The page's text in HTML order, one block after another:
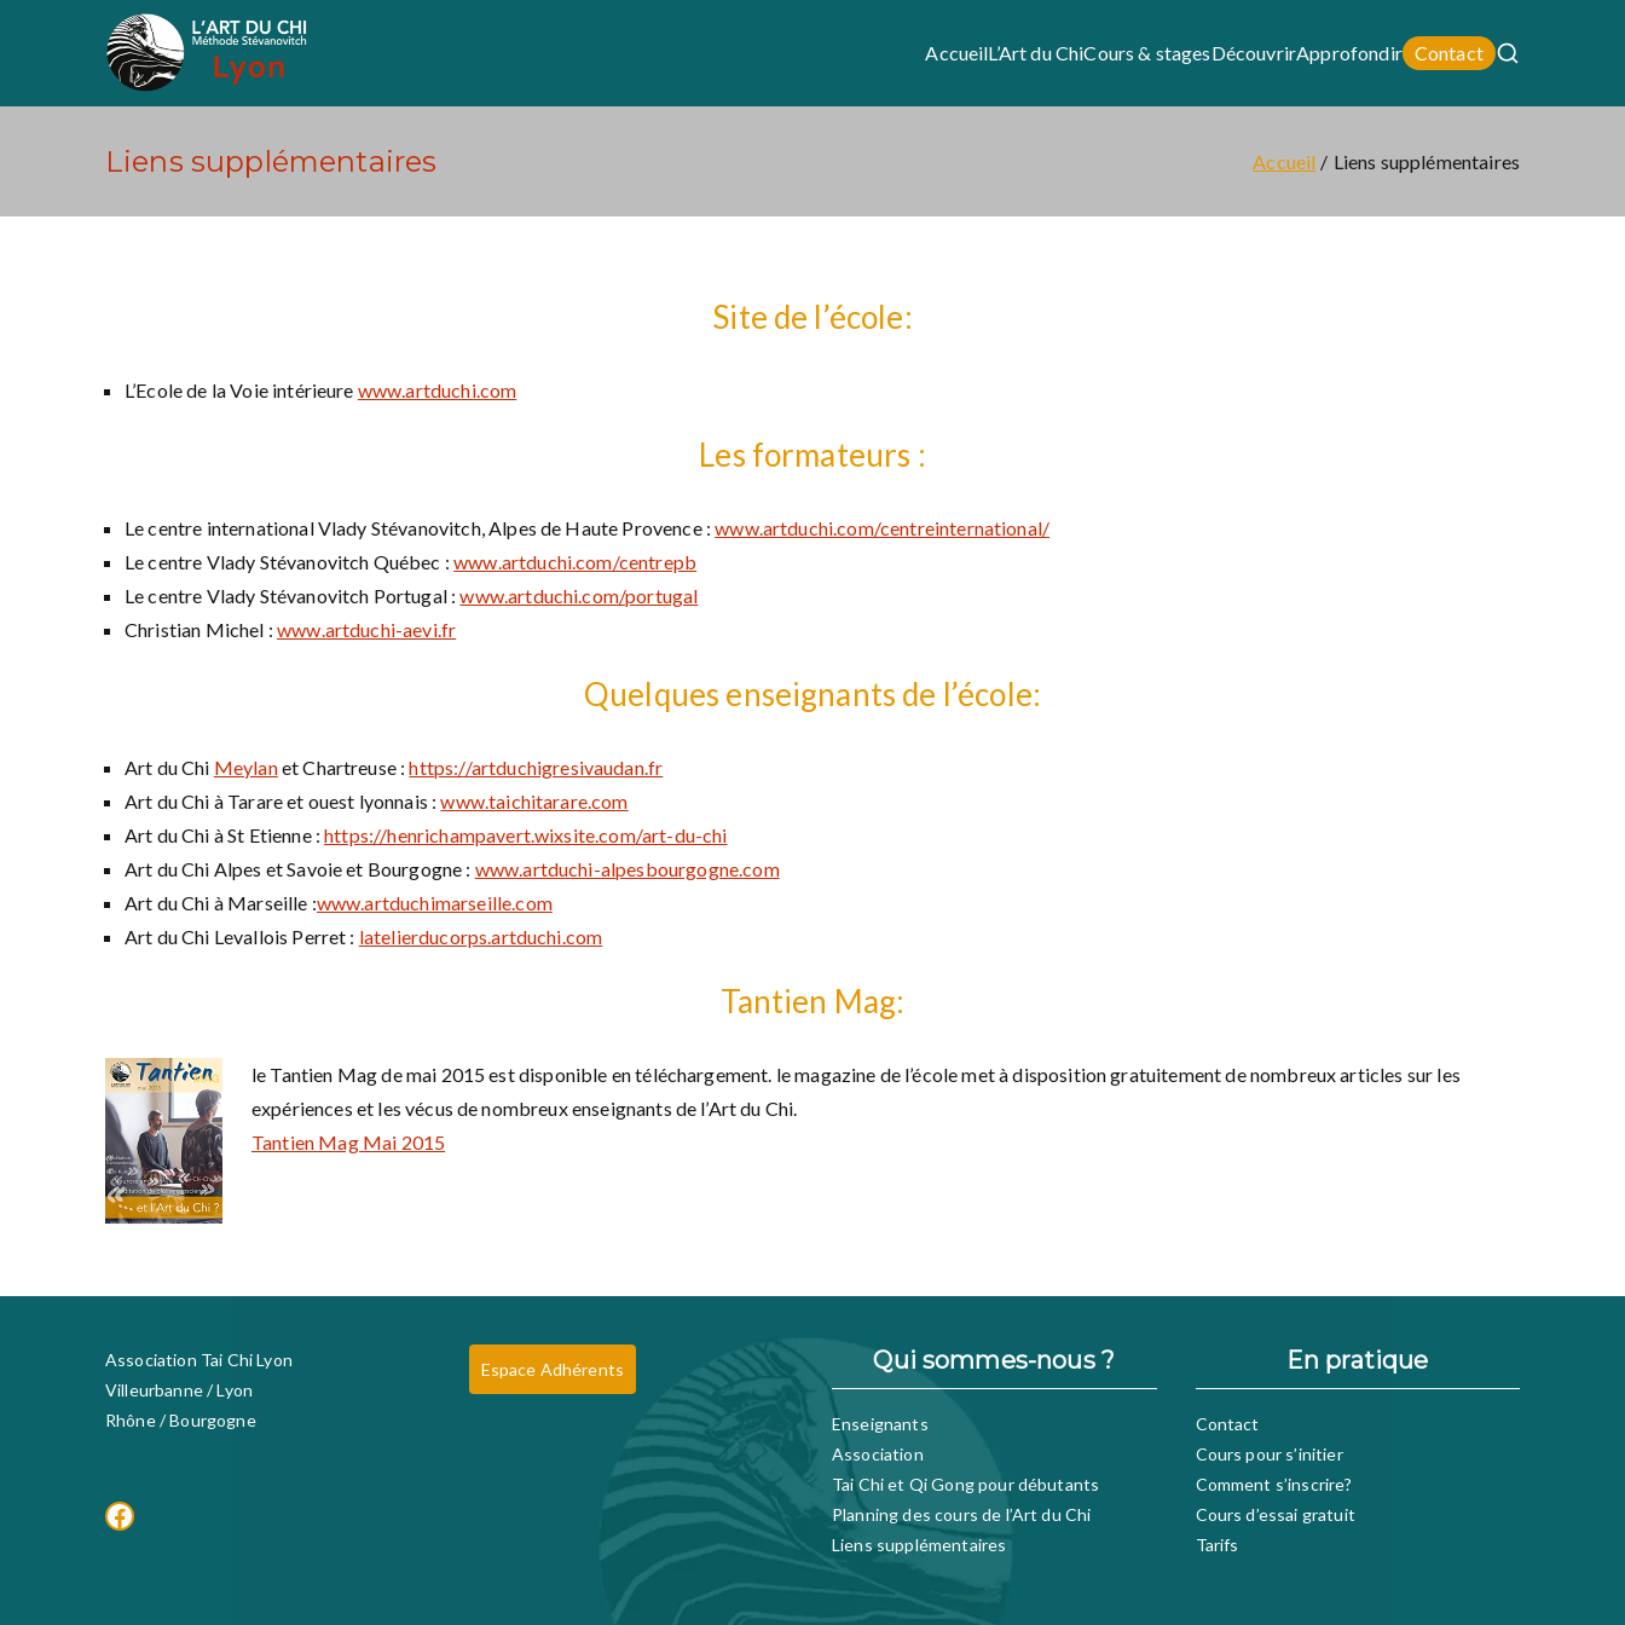
AccueilL’Art du ChiCours & stagesDécouvrirApprofondir Contact
Liens supplémentaires Accueil Liens supplémentaires
Site de l’école:
L’Ecole de la Voie intérieure www.artduchi.com
Les formateurs :
Le centre international Vlady Stévanovitch, Alpes de Haute Provence :www.artduchi.com/centreinternational/
Le centre Vlady Stévanovitch Québec :www.artduchi.com/centrepb
Le centre Vlady Stévanovitch Portugal :www.artduchi.com/portugal
Christian Michel :www.artduchi-aevi.fr
Quelques enseignants de l’école:
Art du Chi Meylanet Chartreuse :https://artduchigresivaudan.fr
Art du Chi à Tarare et ouest lyonnais :www.taichitarare.com
Art du Chi à St Etienne :https://henrichampavert.wixsite.com/art-du-chi
Art du Chi Alpes et Savoie et Bourgogne : www.artduchi-alpesbourgogne.com
Art du Chi à Marseille :www.artduchimarseille.com
Art du Chi Levallois Perret : latelierducorps.artduchi.com
Tantien Mag:
le Tantien Mag de mai 2015 est disponible en téléchargement. le magazine de l’école met à disposition gratuitement de nombreux articles sur les
expériences et les vécus de nombreux enseignants de l’Art du Chi.
Tantien Mag Mai 2015
Association Tai Chi Lyon
Villeurbanne / Lyon
Rhône / Bourgogne
Facebook
Espace Adhérents Qui sommes-nous ?
Enseignants
Association
Tai Chi et Qi Gong pour débutants
Planning des cours de l’Art du Chi
Liens supplémentaires
En pratique
Contact
Cours pour s’initier
Comment s’inscrire?
Cours d’essai gratuit
Tarifs